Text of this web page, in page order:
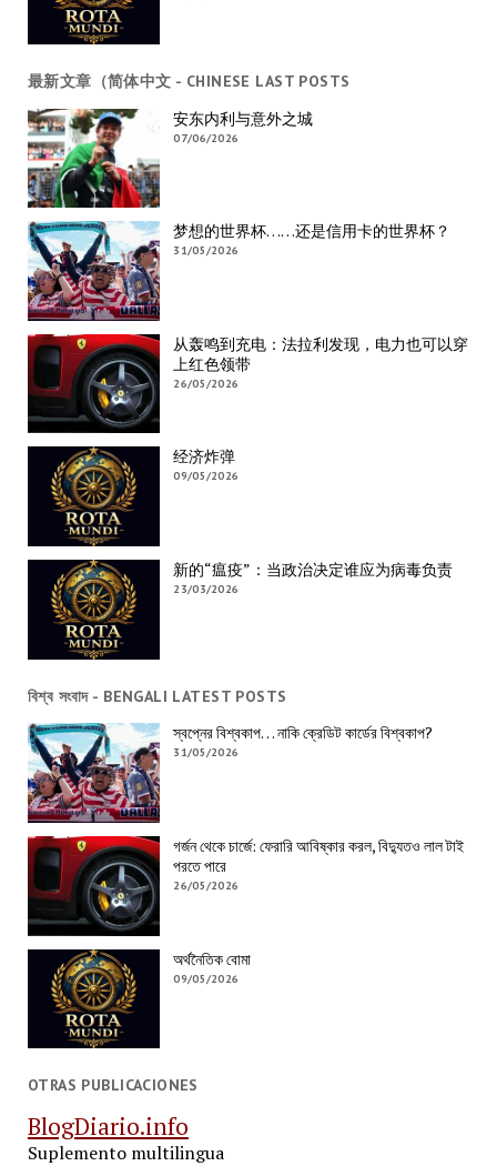
最新文章（简体中文 - CHINESE LAST POSTS
安东内利与意外之城
07/06/2026
梦想的世界杯……还是信用卡的世界杯？
31/05/2026
从轰鸣到充电：法拉利发现，电力也可以穿
上红色领带
26/05/2026
经济炸弹
09/05/2026
新的“瘟疫”：当政治决定谁应为病毒负责
23/03/2026
বিশ্ব সংবাদ - BENGALI LATEST POSTS
স্বপ্নের বিশ্বকাপ… নাকি ক্রেডিট কার্ডের বিশ্বকাপ?
31/05/2026
গর্জন থেকে চার্জে: ফেরারি আবিষ্কার করল, বিদ্যুতও লাল টাই
পরতে পারে
26/05/2026
অর্থনৈতিক বোমা
09/05/2026
OTRAS PUBLICACIONES
BlogDiario.info
Suplemento multilingua